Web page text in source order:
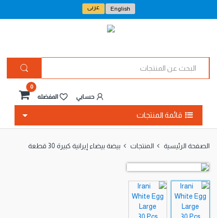
English عربى
ب
ل
ن
ج
ت
0
المفضله حسابي
قائمة المنتجات
الصفحة الرئيسية المنتجات بيضة بيضاء إيرانية كبيرة 30 قطعة